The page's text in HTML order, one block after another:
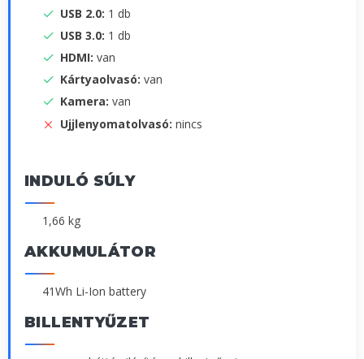
USB 2.0: 1 db
USB 3.0: 1 db
HDMI: van
Kártyaolvasó: van
Kamera: van
Ujjlenyomatolvasó: nincs
INDULÓ SÚLY
1,66 kg
AKKUMULÁTOR
41Wh Li-Ion battery
BILLENTYŰZET